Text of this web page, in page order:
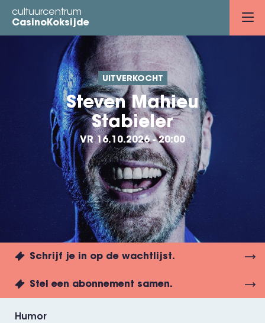
Overslaan
naar
cultuurcentrum
CasinoKoksijde
UITVERKOCHT
Steven Mahieu
Stabieler
VR 16.10.2026 - 20:00
Schrijf je in op de wachtlijst.
Stel een abonnement samen.
Humor